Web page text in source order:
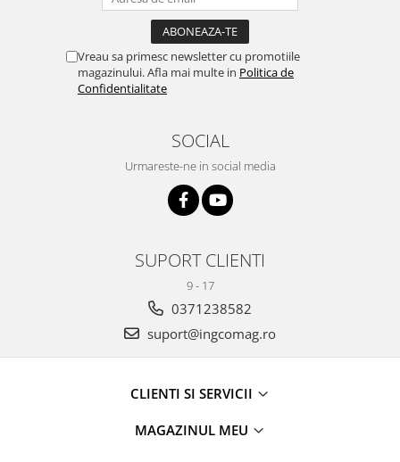
Vreau sa primesc newsletter cu promotiile
magazinului. Afla mai multe in Politica de
Confidentialitate
SOCIAL
Urmareste-ne in social media
SUPORT CLIENTI
9 - 17
0371238582
suport@ingcomag.ro
CLIENTI SI SERVICII
MAGAZINUL MEU